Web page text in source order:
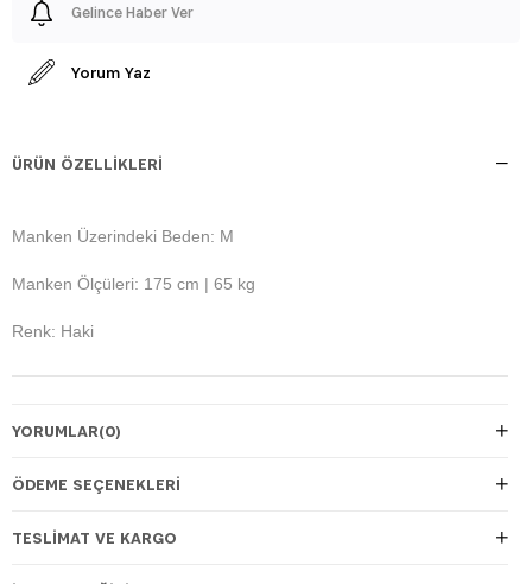
Gelince Haber Ver
Yorum Yaz
ÜRÜN ÖZELLIKLERI
Manken Üzerindeki Beden: M
Manken Ölçüleri: 175 cm | 65 kg
Renk: Haki
YORUMLAR(0)
ÖDEME SEÇENEKLERI
TESLIMAT VE KARGO